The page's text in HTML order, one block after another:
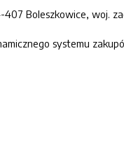
Boleszkowice, woj.
systemu